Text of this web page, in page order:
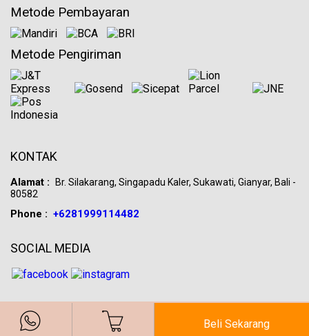
Beli Sekarang
Metode Pembayaran
Metode Pengiriman
KONTAK
Alamat :
Br. Silakarang, Singapadu Kaler, Sukawati, Gianyar, Bali -
80582
Phone : +6281999114482
SOCIAL MEDIA
©Copyright 2026 BALIYA.ID. All Rights Reserved